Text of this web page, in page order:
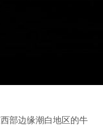
部边缘潮白地区的牛